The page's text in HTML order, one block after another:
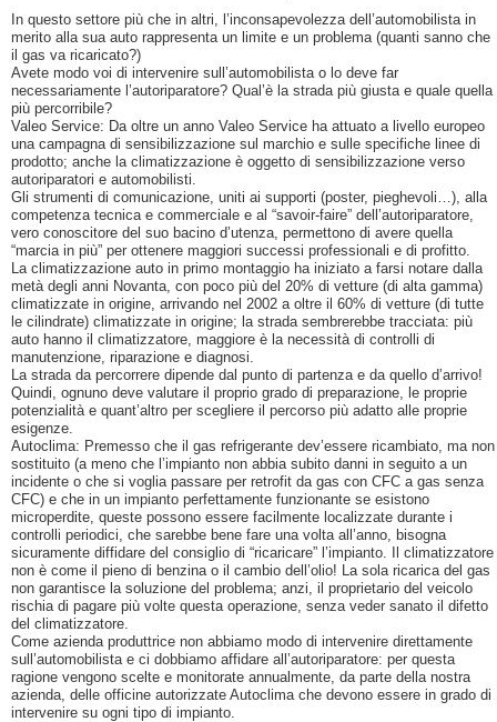
In questo settore più che in altri, l’inconsapevolezza dell’automobilista in
merito alla sua auto rappresenta un limite e un problema (quanti sanno che
il gas va ricaricato?)
Avete modo voi di intervenire sull’automobilista o lo deve far
necessariamente l’autoriparatore? Qual’è la strada più giusta e quale quella
più percorribile?
Valeo Service: Da oltre un anno Valeo Service ha attuato a livello europeo
una campagna di sensibilizzazione sul marchio e sulle specifiche linee di
prodotto; anche la climatizzazione è oggetto di sensibilizzazione verso
autoriparatori e automobilisti.
Gli strumenti di comunicazione, uniti ai supporti (poster, pieghevoli…), alla
competenza tecnica e commerciale e al “savoir-faire” dell’autoriparatore,
vero conoscitore del suo bacino d’utenza, permettono di avere quella
“marcia in più” per ottenere maggiori successi professionali e di profitto.
La climatizzazione auto in primo montaggio ha iniziato a farsi notare dalla
metà degli anni Novanta, con poco più del 20% di vetture (di alta gamma)
climatizzate in origine, arrivando nel 2002 a oltre il 60% di vetture (di tutte
le cilindrate) climatizzate in origine; la strada sembrerebbe tracciata: più
auto hanno il climatizzatore, maggiore è la necessità di controlli di
manutenzione, riparazione e diagnosi.
La strada da percorrere dipende dal punto di partenza e da quello d’arrivo!
Quindi, ognuno deve valutare il proprio grado di preparazione, le proprie
potenzialità e quant’altro per scegliere il percorso più adatto alle proprie
esigenze.
Autoclima: Premesso che il gas refrigerante dev’essere ricambiato, ma non
sostituito (a meno che l’impianto non abbia subito danni in seguito a un
incidente o che si voglia passare per retrofit da gas con CFC a gas senza
CFC) e che in un impianto perfettamente funzionante se esistono
microperdite, queste possono essere facilmente localizzate durante i
controlli periodici, che sarebbe bene fare una volta all’anno, bisogna
sicuramente diffidare del consiglio di “ricaricare” l’impianto. Il climatizzatore
non è come il pieno di benzina o il cambio dell’olio! La sola ricarica del gas
non garantisce la soluzione del problema; anzi, il proprietario del veicolo
rischia di pagare più volte questa operazione, senza veder sanato il difetto
del climatizzatore.
Come azienda produttrice non abbiamo modo di intervenire direttamente
sull’automobilista e ci dobbiamo affidare all’autoriparatore: per questa
ragione vengono scelte e monitorate annualmente, da parte della nostra
azienda, delle officine autorizzate Autoclima che devono essere in grado di
intervenire su ogni tipo di impianto.